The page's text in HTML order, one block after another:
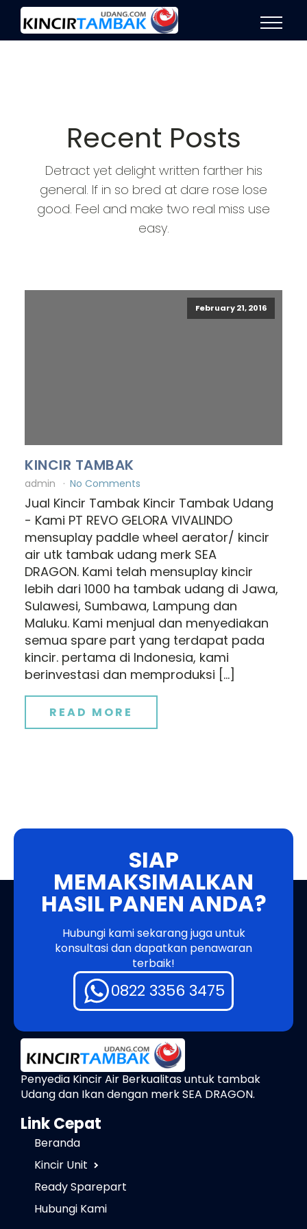
Recent Posts
Detract yet delight written farther his
general. If in so bred at dare rose lose
good. Feel and make two real miss use
easy.
February 21, 2016
KINCIR TAMBAK
admin No Comments
Jual Kincir Tambak Kincir Tambak Udang
- Kami PT REVO GELORA VIVALINDO
mensuplay paddle wheel aerator/ kincir
air utk tambak udang merk SEA
DRAGON. Kami telah mensuplay kincir
lebih dari 1000 ha tambak udang di Jawa,
Sulawesi, Sumbawa, Lampung dan
Maluku. Kami menjual dan menyediakan
semua spare part yang terdapat pada
kincir. pertama di Indonesia, kami
berinvestasi dan memproduksi […]
READ MORE
SIAP
MEMAKSIMALKAN
HASIL PANEN ANDA?
Hubungi kami sekarang juga untuk
konsultasi dan dapatkan penawaran
terbaik!
0822 3356 3475
Penyedia Kincir Air Berkualitas untuk tambak
Udang dan Ikan dengan merk SEA DRAGON.
Link Cepat
Beranda
Kincir Unit
Ready Sparepart
Hubungi Kami